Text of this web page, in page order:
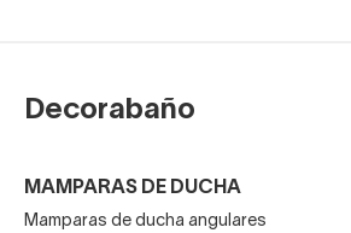
Decorabaño
MAMPARAS DE DUCHA
Mamparas de ducha angulares